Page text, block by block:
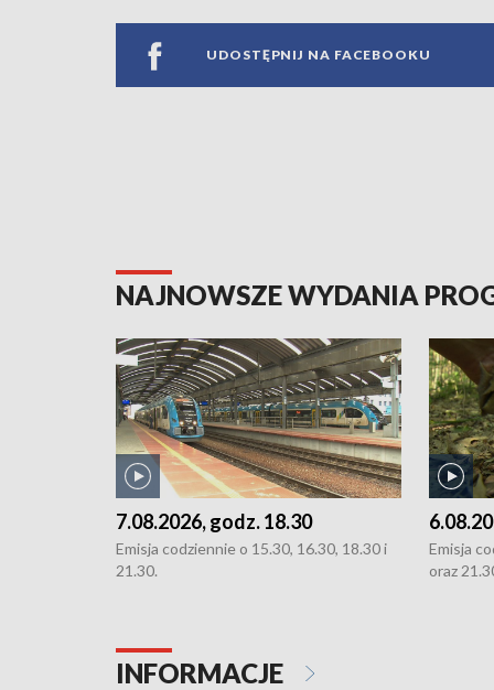
UDOSTĘPNIJ NA FACEBOOKU
NAJNOWSZE WYDANIA
7.08.2026, godz. 18.30
Emisja codziennie o 15.30, 16.30, 18.30 i
21.30.
Emisja
oraz
INFORMACJE